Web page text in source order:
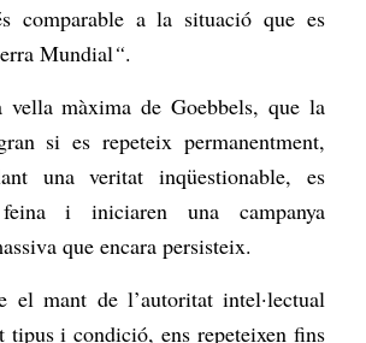
comparable a la situació que es
Mundial“.
vella màxima de Goebbels, que la
si es repeteix permanentment,
una veritat inqüestionable, es
i iniciaren una campanya
que encara persisteix.
el mant de l’autoritat intel·lectual
tipus i condició, ens repeteixen fins